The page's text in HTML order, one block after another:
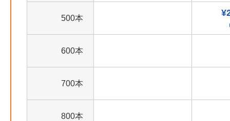
500本
600本
700本
800本